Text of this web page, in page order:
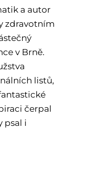
a autor
zdravotním
v Brně.
listů,
čerpal
psal i